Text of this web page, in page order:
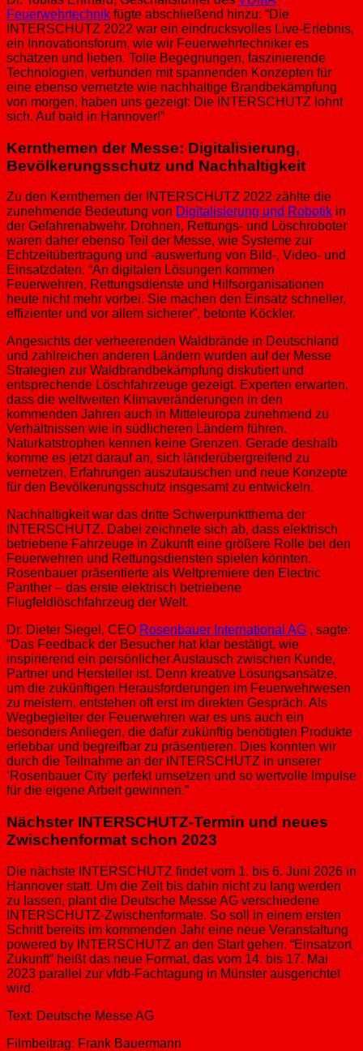
Feuerwehrtechnik fügte abschließend hinzu: “Die
INTERSCHUTZ 2022 war ein eindrucksvolles Live-Erlebnis,
ein Innovationsforum, wie wir Feuerwehrtechniker es
schätzen und lieben. Tolle Begegnungen, faszinierende
Technologien, verbunden mit spannenden Konzepten für
eine ebenso vernetzte wie nachhaltige Brandbekämpfung
von morgen, haben uns gezeigt: Die INTERSCHUTZ lohnt
sich. Auf bald in Hannover!”
Kernthemen der Messe: Digitalisierung,
Bevölkerungsschutz und Nachhaltigkeit
Zu den Kernthemen der INTERSCHUTZ 2022 zählte die
zunehmende Bedeutung von Digitalisierung und Robotik in
der Gefahrenabwehr. Drohnen, Rettungs- und Löschroboter
waren daher ebenso Teil der Messe, wie Systeme zur
Echtzeitübertragung und -auswertung von Bild-, Video- und
Einsatzdaten. “An digitalen Lösungen kommen
Feuerwehren, Rettungsdienste und Hilfsorganisationen
heute nicht mehr vorbei. Sie machen den Einsatz schneller,
effizienter und vor allem sicherer”, betonte Köckler.
Angesichts der verheerenden Waldbrände in Deutschland
und zahlreichen anderen Ländern wurden auf der Messe
Strategien zur Waldbrandbekämpfung diskutiert und
entsprechende Löschfahrzeuge gezeigt. Experten erwarten,
dass die weltweiten Klimaveränderungen in den
kommenden Jahren auch in Mitteleuropa zunehmend zu
Verhältnissen wie in südlicheren Ländern führen.
Naturkatstrophen kennen keine Grenzen. Gerade deshalb
komme es jetzt darauf an, sich länderübergreifend zu
vernetzen, Erfahrungen auszutauschen und neue Konzepte
für den Bevölkerungsschutz insgesamt zu entwickeln.
Nachhaltigkeit war das dritte Schwerpunktthema der
INTERSCHUTZ. Dabei zeichnete sich ab, dass elektrisch
betriebene Fahrzeuge in Zukunft eine größere Rolle bei den
Feuerwehren und Rettungsdiensten spielen könnten.
Rosenbauer präsentierte als Weltpremiere den Electric
Panther – das erste elektrisch betriebene
Flugfeldlöschfahrzeug der Welt.
Dr. Dieter Siegel, CEO Rosenbauer International AG , sagte:
“Das Feedback der Besucher hat klar bestätigt, wie
inspirierend ein persönlicher Austausch zwischen Kunde,
Partner und Hersteller ist. Denn kreative Lösungsansätze,
um die zukünftigen Herausforderungen im Feuerwehrwesen
zu meistern, entstehen oft erst im direkten Gespräch. Als
Wegbegleiter der Feuerwehren war es uns auch ein
besonders Anliegen, die dafür zukünftig benötigten Produkte
erlebbar und begreifbar zu präsentieren. Dies konnten wir
durch die Teilnahme an der INTERSCHUTZ in unserer
‘Rosenbauer City’ perfekt umsetzen und so wertvolle Impulse
für die eigene Arbeit gewinnen.”
Nächster INTERSCHUTZ-Termin und neues
Zwischenformat schon 2023
Die nächste INTERSCHUTZ findet vom 1. bis 6. Juni 2026 in
Hannover statt. Um die Zeit bis dahin nicht zu lang werden
zu lassen, plant die Deutsche Messe AG verschiedene
INTERSCHUTZ-Zwischenformate. So soll in einem ersten
Schritt bereits im kommenden Jahr eine neue Veranstaltung
powered by INTERSCHUTZ an den Start gehen. “Einsatzort
Zukunft” heißt das neue Format, das vom 14. bis 17. Mai
2023 parallel zur vfdb-Fachtagung in Münster ausgerichtet
wird.
Text: Deutsche Messe AG
Filmbeitrag: Frank Bauermann